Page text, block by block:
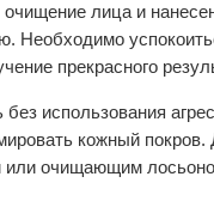
лица и
Необходимо
прекрасного
использования
кожный
или очищающим